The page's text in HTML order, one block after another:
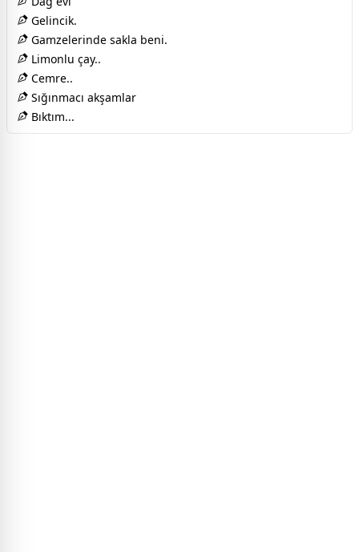
Gelincik.
Gamzelerinde sakla beni.
Limonlu çay..
Cemre..
Sığınmacı akşamlar
Bıktım...